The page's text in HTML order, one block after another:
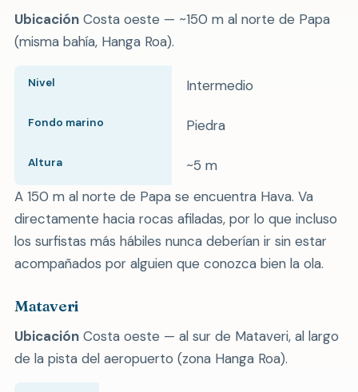
UbicaciónCosta oeste — ~150 m al norte de Papa
(misma bahía, Hanga Roa).
Nivel Intermedio
Fondo marino Piedra
Altura
~5 m
A 150 m al norte de Papa se encuentra Hava. Va
directamente hacia rocas afiladas, por lo que incluso
los surfistas más hábiles nunca deberían ir sin estar
acompañados por alguien que conozca bien la ola.
Mataveri
UbicaciónCosta oeste — al sur de Mataveri, al largo
de la pista del aeropuerto (zona Hanga Roa).